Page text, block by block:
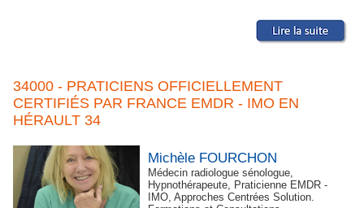
34000 - PRATICIENS OFFICIELLEMENT
CERTIFIÉS PAR FRANCE EMDR - IMO EN
HÉRAULT 34
Michèle FOURCHON
Médecin radiologue sénologue,
Hypnothérapeute, Praticienne EMDR -
IMO, Approches Centrées Solution.